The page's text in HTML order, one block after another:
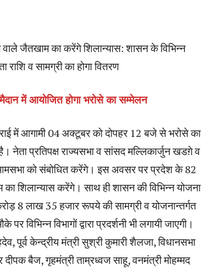
जैतखाम का करेंगे शिलान्यास: शासन के विभिन्न
व सामग्री का होगा वितरण
में आयोजित होगा भरोसे का सम्मेलन
में आगामी 04 अक्टूबर को दोपहर 12 बजे से भरोसे का
नेता प्रतिपक्ष राज्यसभा व सांसद मल्लिकार्जुन खडग़े व
को संबोधित करेंगे। इस अवसर पर प्रदेश के 82
शिलान्यास करेंगे। साथ ही शासन की विभिन्न योजना
8 लाख 35 हजार रूपये की सामग्री व योजनान्तर्गत
विभिन्न विभागों द्वारा प्रदर्शनी भी लगायी जाएगी।
पूर्व केन्द्रीय मंत्री सुश्री कुमारी शैलजा, विधानसभा
बैज, गृहमंत्री ताम्रध्वज साहू, वनमंत्री मोहम्मद